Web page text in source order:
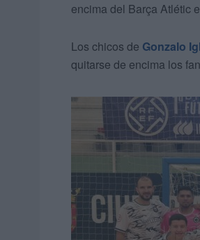
encima del Barça Atlétic
Los chicos de Gonzalo
quitarse de encima los